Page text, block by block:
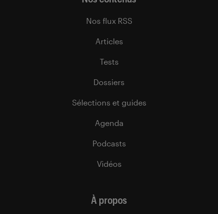
Nos flux RSS
Articles
Tests
Dossiers
Sélections et guides
Agenda
Podcasts
Vidéos
À propos